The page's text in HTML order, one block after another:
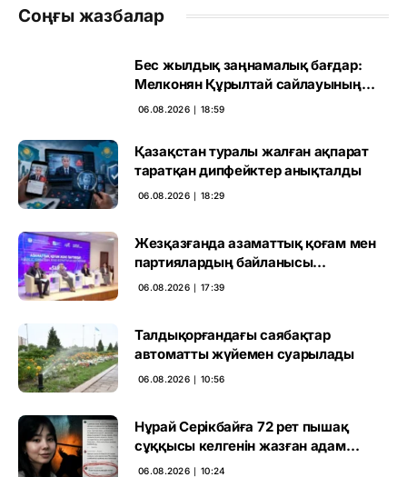
Соңғы жазбалар
Бес жылдық заңнамалық бағдар:
Мелконян Құрылтай сайлауының
маңызын бағалады
06.08.2026 ∣ 18:59
Қазақстан туралы жалған ақпарат
таратқан дипфейктер анықталды
06.08.2026 ∣ 18:29
Жезқазғанда азаматтық қоғам мен
партиялардың байланысы
талқыланды
06.08.2026 ∣ 17:39
Талдықорғандағы саябақтар
автоматты жүйемен суарылады
06.08.2026 ∣ 10:56
Нұрай Серікбайға 72 рет пышақ
сұққысы келгенін жазған адам
ұсталды
06.08.2026 ∣ 10:24